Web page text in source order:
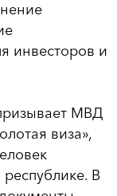
инвесторов и
МВД
виза»,
В